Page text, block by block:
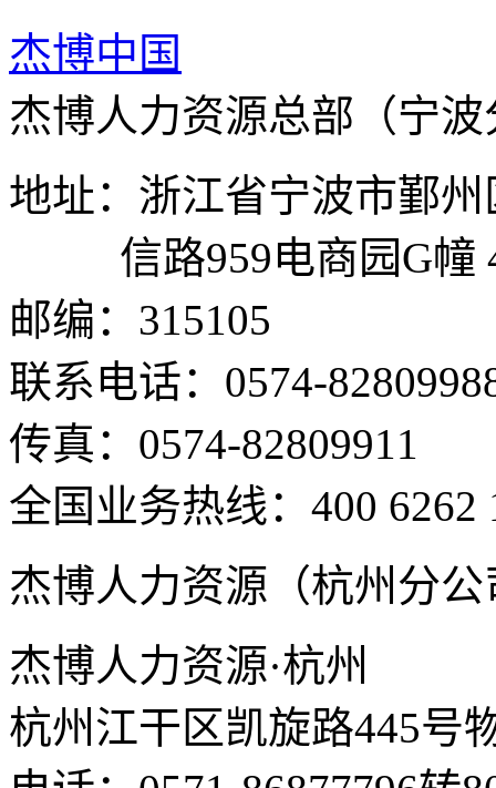
杰博中国
杰博人力资源总部（宁
地址：浙江省宁波市鄞
信路959电商园G幢
邮编：315105
联系电话：0574-
传真：0574-82809911
全国业务热线：400 6262
杰博人力资源（杭州分公
杰博人力资源·杭州
杭州江干区凯旋路445号